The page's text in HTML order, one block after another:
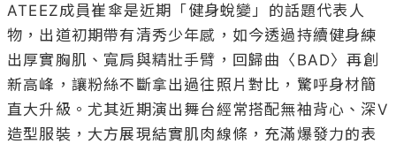
ATEEZ成員崔傘是近期「健身蛻變」的話題代表人
物，出道初期帶有清秀少年感，如今透過持續健身練
出厚實胸肌、寬肩與精壯手臂，回歸曲〈BAD〉再創
新高峰，讓粉絲不斷拿出過往照片對比，驚呼身材簡
直大升級。尤其近期演出舞台經常搭配無袖背心、深V
造型服裝，大方展現結實肌肉線條，充滿爆發力的表